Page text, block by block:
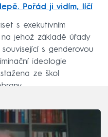
Pořád ji vidím, líčí
s exekutivním
jehož základě úřady
s genderovou
ideologie
ze škol